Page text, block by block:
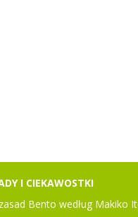
I CIEKAWOSTKI
Bento według Makiko